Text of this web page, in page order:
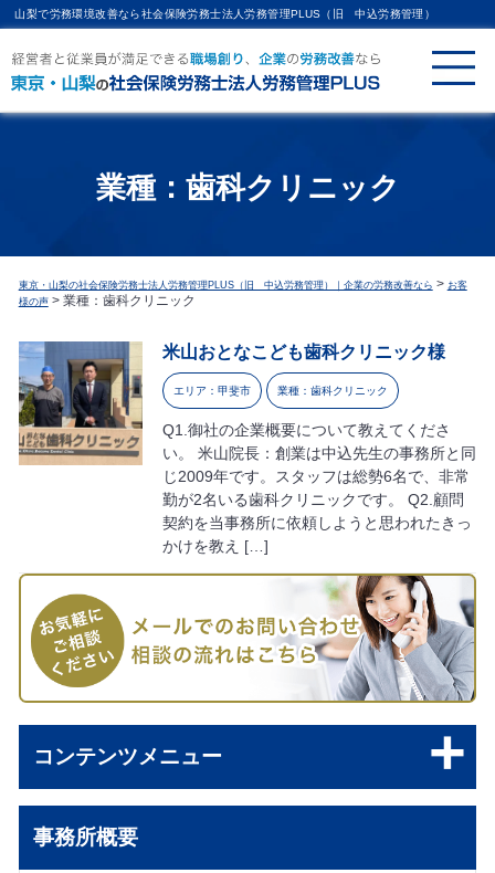
山梨で労務環境改善なら社会保険労務士法人労務管理PLUS（旧 中込労務管理）
業種：歯科クリニック
東京・山梨の社会保険労務士法人労務管理PLUS（旧 中込労務管理）｜企業の労務改善なら > お客
様の声> 業種：歯科クリニック
米山おとなこども歯科クリニック様
エリア：甲斐市 業種：歯科クリニック
Q1.御社の企業概要について教えてくださ
い。 米山院長：創業は中込先生の事務所と同
じ2009年です。スタッフは総勢6名で、非常
勤が2名いる歯科クリニックです。 Q2.顧問
契約を当事務所に依頼しようと思われたきっ
かけを教え […]
コンテンツメニュー
事務所概要